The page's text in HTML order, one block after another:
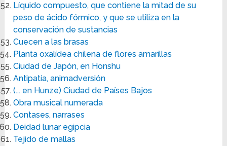
Líquido compuesto, que contiene la mitad de su
peso de ácido fórmico, y que se utiliza en la
conservación de sustancias
Cuecen a las brasas
Planta oxalídea chilena de flores amarillas
Ciudad de Japón, en Honshu
Antipatía, animadversión
(... en Hunze) Ciudad de Países Bajos
Obra musical numerada
Contases, narrases
Deidad lunar egipcia
Tejido de mallas